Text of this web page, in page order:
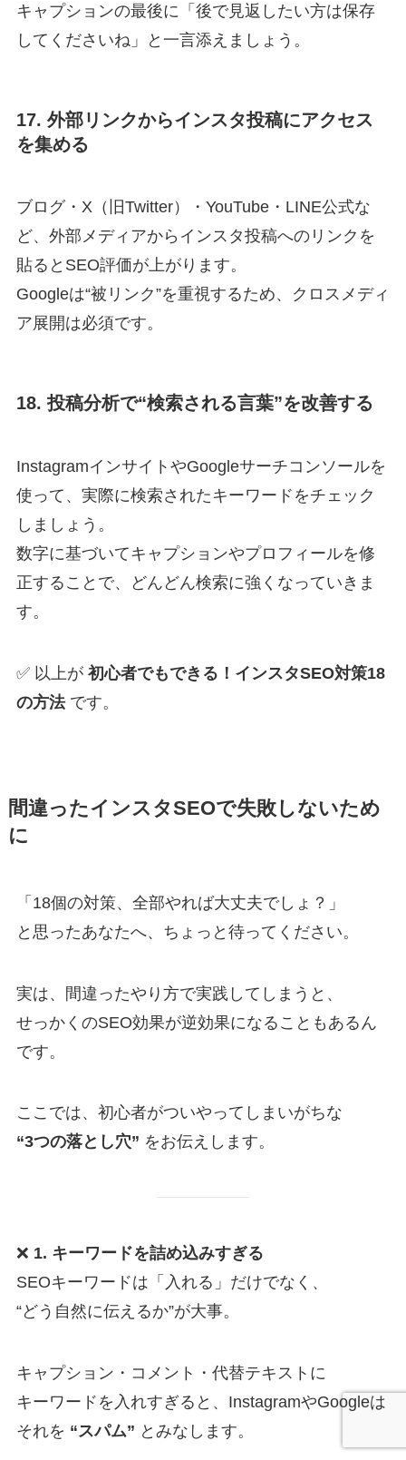
キャプションの最後に「後で見返したい方は保存
してくださいね」と一言添えましょう。
17. 外部リンクからインスタ投稿にアクセス
を集める
ブログ・X（旧Twitter）・YouTube・LINE公式な
ど、外部メディアからインスタ投稿へのリンクを
貼るとSEO評価が上がります。
Googleは“被リンク”を重視するため、クロスメディ
ア展開は必須です。
18. 投稿分析で“検索される言葉”を改善する
InstagramインサイトやGoogleサーチコンソールを
使って、実際に検索されたキーワードをチェック
しましょう。
数字に基づいてキャプションやプロフィールを修
正することで、どんどん検索に強くなっていきま
す。
✅ 以上が 初心者でもできる！インスタSEO対策18
の方法です。
間違ったインスタSEOで失敗しないため
に
「18個の対策、全部やれば大丈夫でしょ？」
と思ったあなたへ、ちょっと待ってください。
実は、間違ったやり方で実践してしまうと、
せっかくのSEO効果が逆効果になることもあるん
です。
ここでは、初心者がついやってしまいがちな
“3つの落とし穴” をお伝えします。
❌ 1. キーワードを詰め込みすぎる
SEOキーワードは「入れる」だけでなく、
“どう自然に伝えるか”が大事。
キャプション・コメント・代替テキストに
キーワードを入れすぎると、InstagramやGoogleは
それを “スパム” とみなします。